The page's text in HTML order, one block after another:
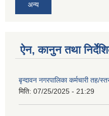
अन्य
ऐन, कानुन तथा
बृन्दावन नगरपालिका कर्मचारी तह/
मिति: 07/25/2025 - 21:29